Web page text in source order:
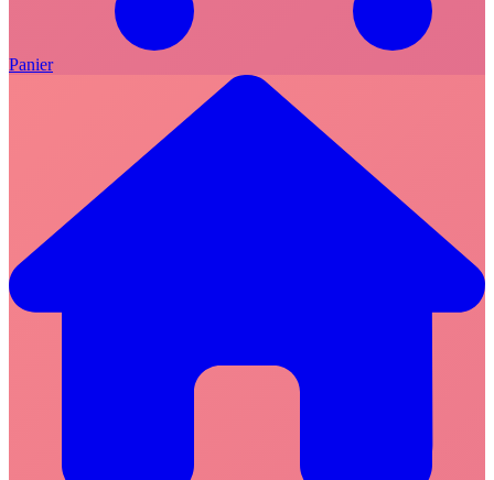
Panier